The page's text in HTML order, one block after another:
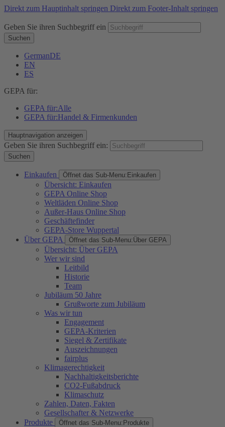
Direkt zum Hauptinhalt springen Direkt zum Footer-Inhalt springen
Geben Sie ihren Suchbegriff ein
Suchen
GermanDE
EN
ES
GEPA für:
GEPA für:Alle
GEPA für:Handel & Firmenkunden
Hauptnavigation anzeigen
Geben Sie ihren Suchbegriff ein:
Suchen
Einkaufen Öffnet das Sub-Menu: Einkaufen
Übersicht: Einkaufen
GEPA Online Shop
Weltläden Online Shop
Außer-Haus Online Shop
Geschäftefinder
GEPA-Store Wuppertal
Über GEPA
Öffnet das Sub-Menu:Über GEPA
Übersicht: Über GEPA
Wer wir sind
Leitbild
Historie
Team
Jubiläum 50 Jahre
Grußworte zum Jubiläum
Was wir tun
Engagement
GEPA-Kriterien
Siegel & Zertifikate
Auszeichnungen
fairplus
Klimagerechtigkeit
Nachhaltigkeitsberichte
CO2-Fußabdruck
Klimaschutz
Zahlen, Daten, Fakten
Gesellschafter & Netzwerke
Produkte
Öffnet das Sub-Menu: Produkte